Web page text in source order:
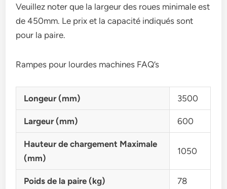
Veuillez noter que la largeur des roues minimale est
de 450mm. Le prix et la capacité indiqués sont
pour la paire.
Rampes pour lourdes machines FAQ’s
Longeur (mm) 3500
Largeur (mm) 600
Hauteur de chargement Maximale
(mm)
1050
Poids de la paire (kg) 78